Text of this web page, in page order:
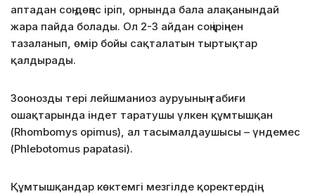
аптадан соң дөңес іріп, орнында бала алақанындай
жара пайда болады. Ол 2-3 айдан соң іріңнен
тазаланып, өмір бойы сақталатын тыртықтар
қалдырады.
Зоонозды тері лейшманиоз ауруының табиғи
ошақтарында індет таратушы үлкен құмтышқан
(Rhombomys opimus), ал тасымалдаушысы – үндемес
(Phlebotomus papatasi).
Құмтышқандар көктемгі мезгілде қоректердің